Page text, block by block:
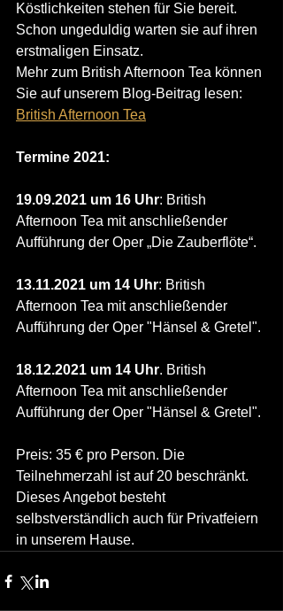
Köstlichkeiten stehen für Sie bereit.
Schon ungeduldig warten sie auf ihren
erstmaligen Einsatz.
Mehr zum British Afternoon Tea können
Sie auf unserem Blog-Beitrag lesen:
British Afternoon Tea
Termine 2021:
19.09.2021 um 16 Uhr: British
Afternoon Tea mit anschließender
Aufführung der Oper „Die Zauberflöte“.
13.11.2021 um 14 Uhr: British
Afternoon Tea mit anschließender
Aufführung der Oper "Hänsel & Gretel".
18.12.2021 um 14 Uhr. British
Afternoon Tea mit anschließender
Aufführung der Oper "Hänsel & Gretel".
Preis: 35 € pro Person. Die
Teilnehmerzahl ist auf 20 beschränkt.
Dieses Angebot besteht
selbstverständlich auch für Privatfeiern
in unserem Hause.